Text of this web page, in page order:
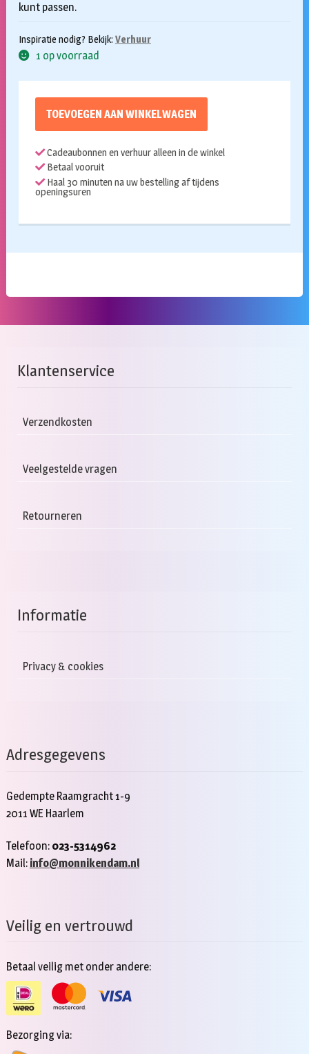
kunt passen.
Inspiratie nodig? Bekijk: Verhuur
1 op voorraad
TOEVOEGEN AAN WINKELWAGEN
Cadeaubonnen en verhuur alleen in de winkel
Betaal vooruit
Haal 30 minuten na uw bestelling af tijdens
openingsuren
Klantenservice
Verzendkosten
Veelgestelde vragen
Retourneren
Informatie
Privacy & cookies
Adresgegevens
Gedempte Raamgracht 1-9
2011 WE Haarlem
Telefoon: 023-5314962
Mail: info@monnikendam.nl
Veilig en vertrouwd
Betaal veilig met onder andere:
Bezorging via: